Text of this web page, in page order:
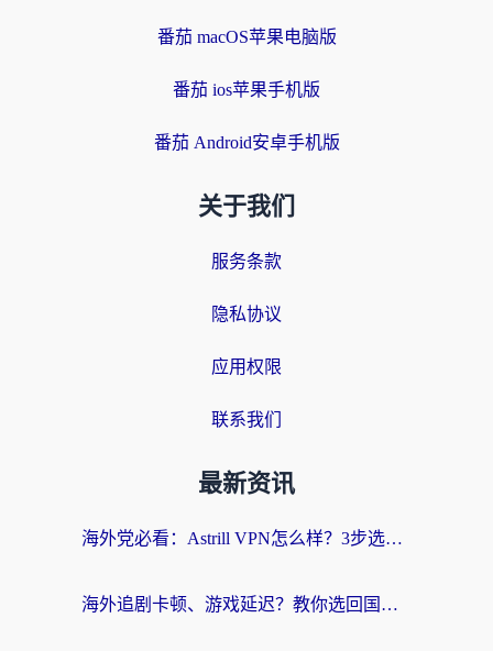
番茄 macOS苹果电脑版
番茄 ios苹果手机版
番茄 Android安卓手机版
关于我们
服务条款
隐私协议
应用权限
联系我们
最新资讯
海外党必看：Astrill VPN怎么样？3步选对回国加速器实现无缝刷剧玩游戏
海外追剧卡顿、游戏延迟？教你选回国加速器，附免费加速器试用一小时福利